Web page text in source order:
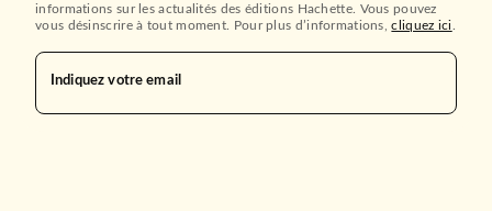
informations sur les actualités des éditions Hachette. Vous pouvez
vous désinscrire à tout moment. Pour plus d’informations,cliquez ici
Indiquez votre email